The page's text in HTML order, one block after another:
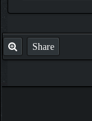
Share